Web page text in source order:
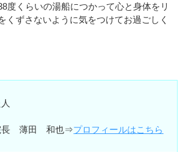
度くらいの湯船につかって心と身体をリ
くずさないように気をつけてお過ごしく
長 薄田 和也⇒プロフィールはこちら